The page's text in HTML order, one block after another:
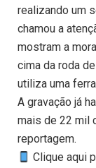
realizando um
chamou a
mostram a
cima da roda
utiliza uma
A gravação já
mais de 22 mil
reportagem.
Clique aqui